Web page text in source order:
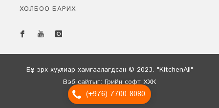
ХОЛБОО БАРИХ
Бүх эрх хуулиар хамгаалагдсан © 2023. "KitchenAll"
Вэб сайтыг:Грийн софт ХХК
Дуудлагын төв
(+976) 7700-8080